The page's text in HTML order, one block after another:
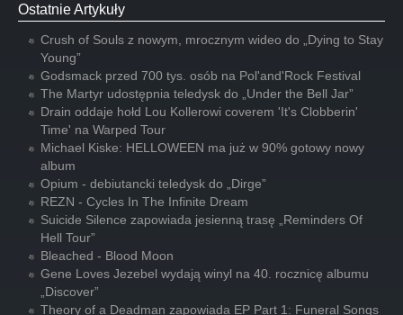
Ostatnie Artykuły
Crush of Souls z nowym, mrocznym wideo do „Dying to Stay
Young”
Godsmack przed 700 tys. osób na Pol'and'Rock Festival
The Martyr udostępnia teledysk do „Under the Bell Jar”
Drain oddaje hołd Lou Kollerowi coverem 'It's Clobberin'
Time' na Warped Tour
Michael Kiske: HELLOWEEN ma już w 90% gotowy nowy
album
Opium - debiutancki teledysk do „Dirge”
REZN - Cycles In The Infinite Dream
Suicide Silence zapowiada jesienną trasę „Reminders Of
Hell Tour”
Bleached - Blood Moon
Gene Loves Jezebel wydają winyl na 40. rocznicę albumu
„Discover”
Theory of a Deadman zapowiada EP Part 1: Funeral Songs